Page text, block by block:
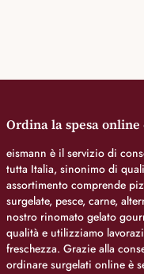
Ordina la spesa
eismann è il servizio di
tutta Italia, sinonimo di
assortimento comprende
surgelate, pesce, carne,
nostro rinomato gelato
qualità e utilizziamo
freschezza. Grazie alla
ordinare surgelati online è